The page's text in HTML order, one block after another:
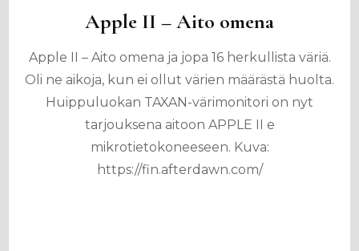
Apple II – Aito omena
Apple II – Aito omena ja jopa 16 herkullista väriä.
Oli ne aikoja, kun ei ollut värien määrästä huolta.
Huippuluokan TAXAN-värimonitori on nyt
tarjouksena aitoon APPLE II e
mikrotietokoneeseen. Kuva:
https://fin.afterdawn.com/